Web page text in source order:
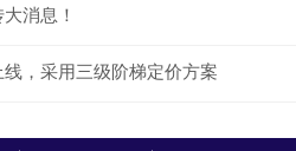
消息！
，采用三级阶梯定价方案